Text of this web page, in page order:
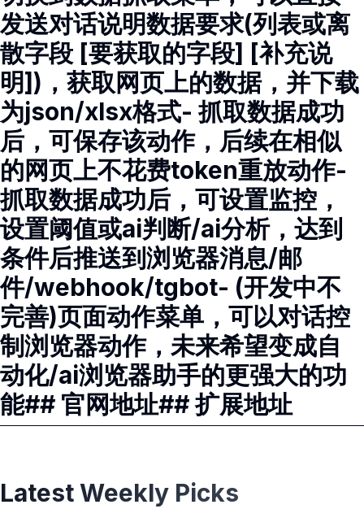
发送对话说明数据要求(列表或离
散字段 [要获取的字段] [补充说
明])，获取网页上的数据，并下载
为json/xlsx格式- 抓取数据成功
后，可保存该动作，后续在相似
的网页上不花费token重放动作-
抓取数据成功后，可设置监控，
设置阈值或ai判断/ai分析，达到
条件后推送到浏览器消息/邮
件/webhook/tgbot- (开发中不
完善)页面动作菜单，可以对话控
制浏览器动作，未来希望变成自
动化/ai浏览器助手的更强大的功
能## 官网地址## 扩展地址
Latest Weekly Picks